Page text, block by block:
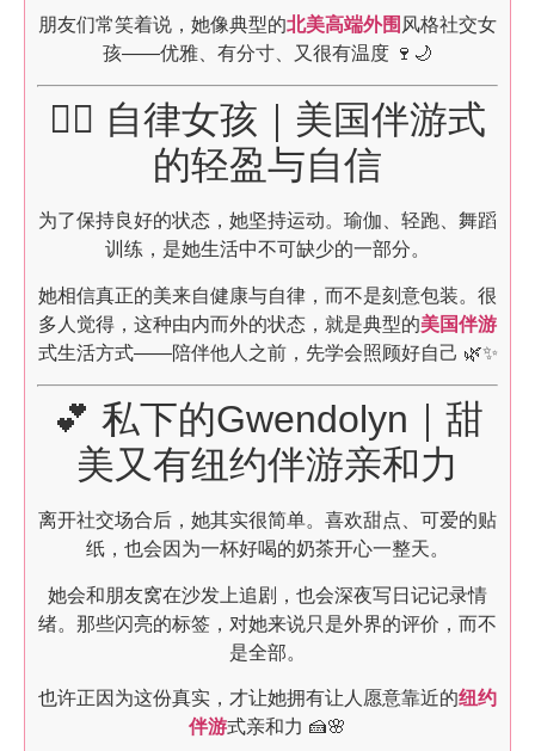
朋友们常笑着说，她像典型的北美高端外围 风格社交女
孩——优雅、有分寸、又很有温度 🍷🌙
🏃‍♀️ 自律女孩｜美国伴游式
的轻盈与自信
为了保持良好的状态，她坚持运动。瑜伽、轻跑、舞蹈
训练，是她生活中不可缺少的一部分。
她相信真正的美来自健康与自律，而不是刻意包装。很
多人觉得，这种由内而外的状态，就是典型的美国伴游
式生活方式——陪伴他人之前，先学会照顾好自己 🌿✨
💕 私下的Gwendolyn｜甜
美又有纽约伴游亲和力
离开社交场合后，她其实很简单。喜欢甜点、可爱的贴
纸，也会因为一杯好喝的奶茶开心一整天。
她会和朋友窝在沙发上追剧，也会深夜写日记记录情
绪。那些闪亮的标签，对她来说只是外界的评价，而不
是全部。
也许正因为这份真实，才让她拥有让人愿意靠近的纽约
伴游式亲和力 🍰🌸